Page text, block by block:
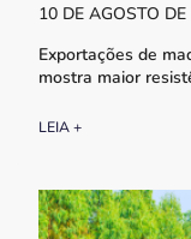
10 DE AGOSTO
Exportações de
mostra maior
LEIA +